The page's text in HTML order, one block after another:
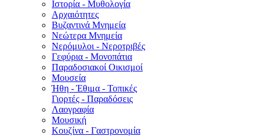
Ιστορία - Μυθολογία
Αρχαιότητες
Βυζαντινά Μνημεία
Νεώτερα Μνημεία
Νερόμυλοι - Nεροτριβές
Γεφύρια - Μονοπάτια
Παραδοσιακοί Οικισμοί
Μουσεία
Ήθη - Έθιμα - Τοπικές
Γιορτές - Παραδόσεις
Λαογραφία
Μουσική
Κουζίνα - Γαστρονομία